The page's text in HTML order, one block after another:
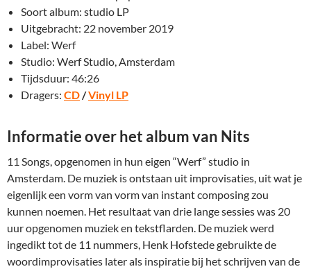
Soort album: studio LP
Uitgebracht: 22 november 2019
Label: Werf
Studio: Werf Studio, Amsterdam
Tijdsduur: 46:26
Dragers: CD/Vinyl LP
Informatie over het album van Nits
11 Songs, opgenomen in hun eigen “Werf” studio in
Amsterdam. De muziek is ontstaan uit improvisaties, uit wat je
eigenlijk een vorm van vorm van instant composing zou
kunnen noemen. Het resultaat van drie lange sessies was 20
uur opgenomen muziek en tekstflarden. De muziek werd
ingedikt tot de 11 nummers, Henk Hofstede gebruikte de
woordimprovisaties later als inspiratie bij het schrijven van de